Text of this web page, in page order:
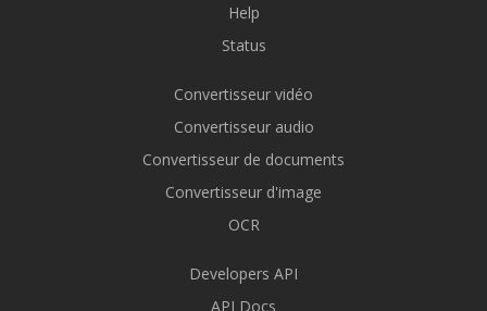
Help
Status
Convertisseur vidéo
Convertisseur audio
Convertisseur de documents
Convertisseur d'image
OCR
Developers API
API Docs